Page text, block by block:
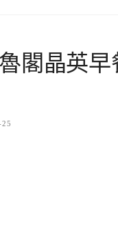
閣晶英